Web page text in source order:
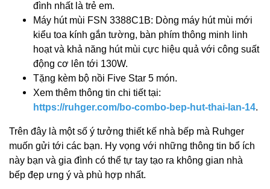
đình nhất là trẻ em.
Máy hút mùi FSN 3388C1B: Dòng máy hút mùi mới
kiểu toa kính gắn tường, bàn phím thông minh linh
hoạt và khả năng hút mùi cực hiệu quả với công suất
động cơ lên tới 130W.
Tặng kèm bộ nồi Five Star 5 món.
Xem thêm thông tin chi tiết tại:
https://ruhger.com/bo-combo-bep-hut-thai-lan-14.
Trên đây là một số ý tưởng thiết kế nhà bếp mà Ruhger
muốn gửi tới các bạn. Hy vọng với những thông tin bổ ích
này bạn và gia đình có thể tự tay tạo ra không gian nhà
bếp đẹp ưng ý và phù hợp nhất.